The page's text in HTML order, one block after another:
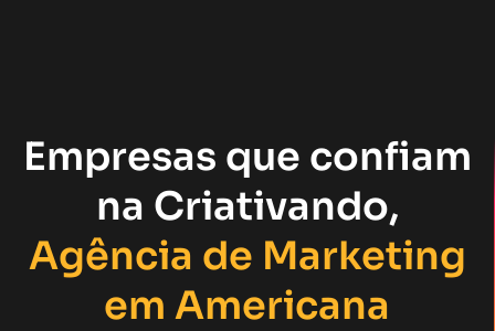
Empresas que confiam
na Criativando,
Agência de Marketing
em Americana